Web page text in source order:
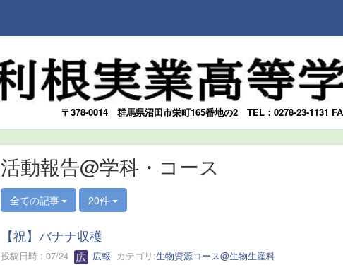
〒378-0014 群馬県沼田市栄町165番地の2 TEL：0278-23-1131
活動報告@学科・コース
全ての記事 20件
【祝】バナナ収穫
投稿日時 : 07/24 広報 カテゴリ:生物資源コース@生物生産科